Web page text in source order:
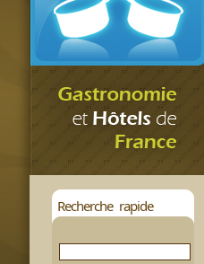
Recherche rapide